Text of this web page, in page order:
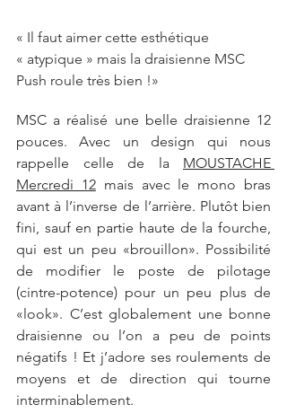
« Il faut aimer cette esthétique
« atypique » mais la draisienne MSC
Push roule très bien !»
MSC a réalisé une belle draisienne 12
pouces. Avec un design qui nous
rappelle celle de la MOUSTACHE
Mercredi 12 mais avec le mono bras
avant à l’inverse de l’arrière. Plutôt bien
fini, sauf en partie haute de la fourche,
qui est un peu «brouillon». Possibilité
de modifier le poste de pilotage
(cintre-potence) pour un peu plus de
«look». C’est globalement une bonne
draisienne ou l’on a peu de points
négatifs ! Et j’adore ses roulements de
moyens et de direction qui tourne
interminablement.